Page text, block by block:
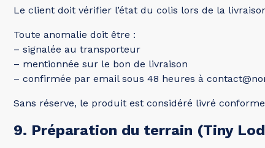
Le client doit vérifier l’état du colis lors de la
Toute anomalie doit être :
– signalée au transporteur
– mentionnée sur le bon de livraison
– confirmée par email sous 48 heures à
Sans réserve, le produit est considéré livré
9. Préparation du terrain (Tiny